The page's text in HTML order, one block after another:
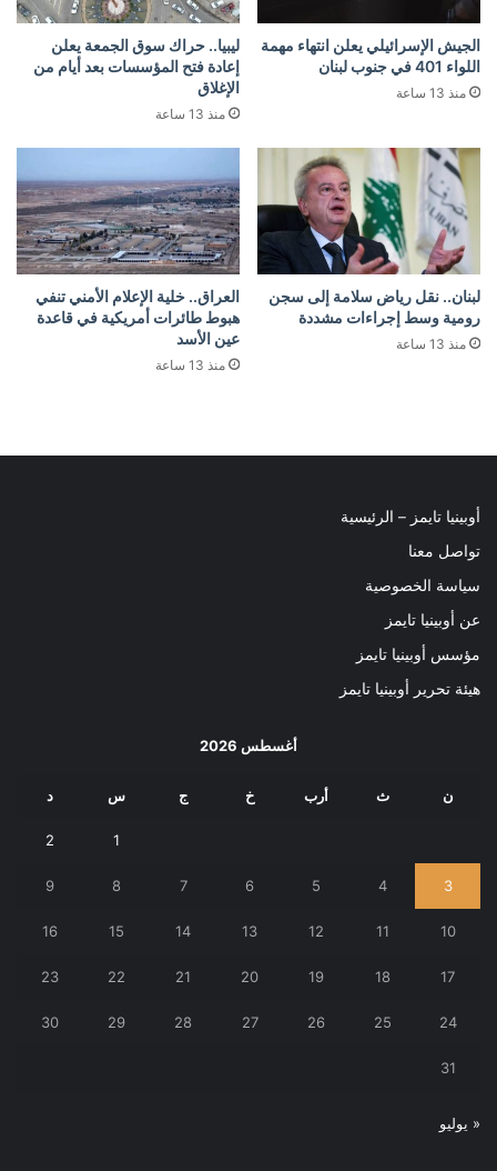
الجيش الإسرائيلي يعلن انتهاء مهمة
اللواء 401 في جنوب لبنان
منذ 13 ساعة
ليبيا.. حراك سوق الجمعة يعلن
إعادة فتح المؤسسات بعد أيام من
الإغلاق
منذ 13 ساعة
لبنان.. نقل رياض سلامة إلى سجن
رومية وسط إجراءات مشددة
منذ 13 ساعة
العراق.. خلية الإعلام الأمني تنفي
هبوط طائرات أمريكية في قاعدة
عين الأسد
منذ 13 ساعة
أوبينيا تايمز – الرئيسية
تواصل معنا
سياسة الخصوصية
عن أوبينيا تايمز
مؤسس أوبينيا تايمز
هيئة تحرير أوبينيا تايمز
أغسطس 2026
ن ث أرب خ ج س د
1
2
3
4
5
6
7
8
9
10
11
12
13
14
15
16
17
18
19
20
21
22
23
24
25
26
27
28
29
30
31
« يوليو